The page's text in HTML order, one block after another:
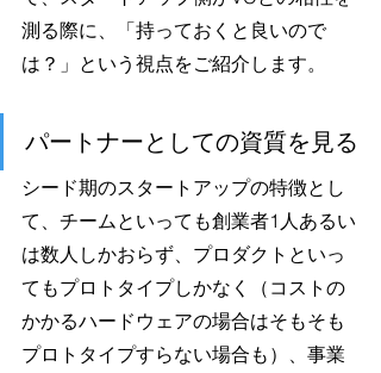
測る際に、「持っておくと良いので
は？」という視点をご紹介します。
パートナーとしての資質を見る
シード期のスタートアップの特徴とし
て、チームといっても創業者1人あるい
は数人しかおらず、プロダクトといっ
てもプロトタイプしかなく（コストの
かかるハードウェアの場合はそもそも
プロトタイプすらない場合も）、事業